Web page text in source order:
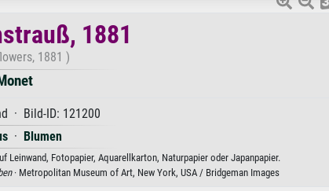
1881
1881 )
· Bild-ID: 121200
· Blumen
Leinwand, Fotopapier, Aquarellkarton, Naturpapier oder Japanpapier.
· Metropolitan Museum of Art, New York, USA / Bridgeman Images